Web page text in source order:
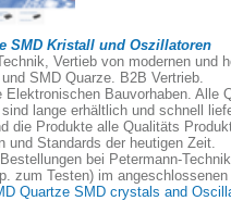
SMD Kristall und Oszillatoren
Vertieb von modernen und
SMD Quarze. B2B Vertrieb.
Elektronischen Bauvorhaben. Alle
lange erhältlich und schnell
die Produkte alle Qualitäts
und Standards der heutigen Zeit.
bei Petermann-
zum Testen) im
Quartze SMD crystals and